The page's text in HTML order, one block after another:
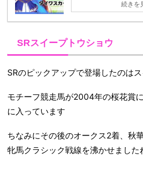
続きを
SRスイープトウショウ
SRのピックアップで登場したのは
モチーフ競走馬が2004年の桜花賞
に入っています
ちなみにその後のオークス2着、秋
牝馬クラシック戦線を沸かせました